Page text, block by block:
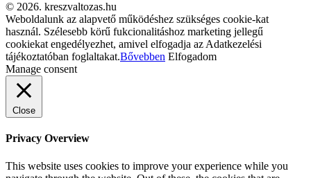
© 2026. kreszvaltozas.hu
Weboldalunk az alapvető működéshez szükséges cookie-kat
használ. Szélesebb körű fukcionalitáshoz marketing jellegű
cookiekat engedélyezhet, amivel elfogadja az Adatkezelési
tájékoztatóban foglaltakat.Bővebben Elfogadom
Manage consent
Close
Privacy Overview
This website uses cookies to improve your experience while you